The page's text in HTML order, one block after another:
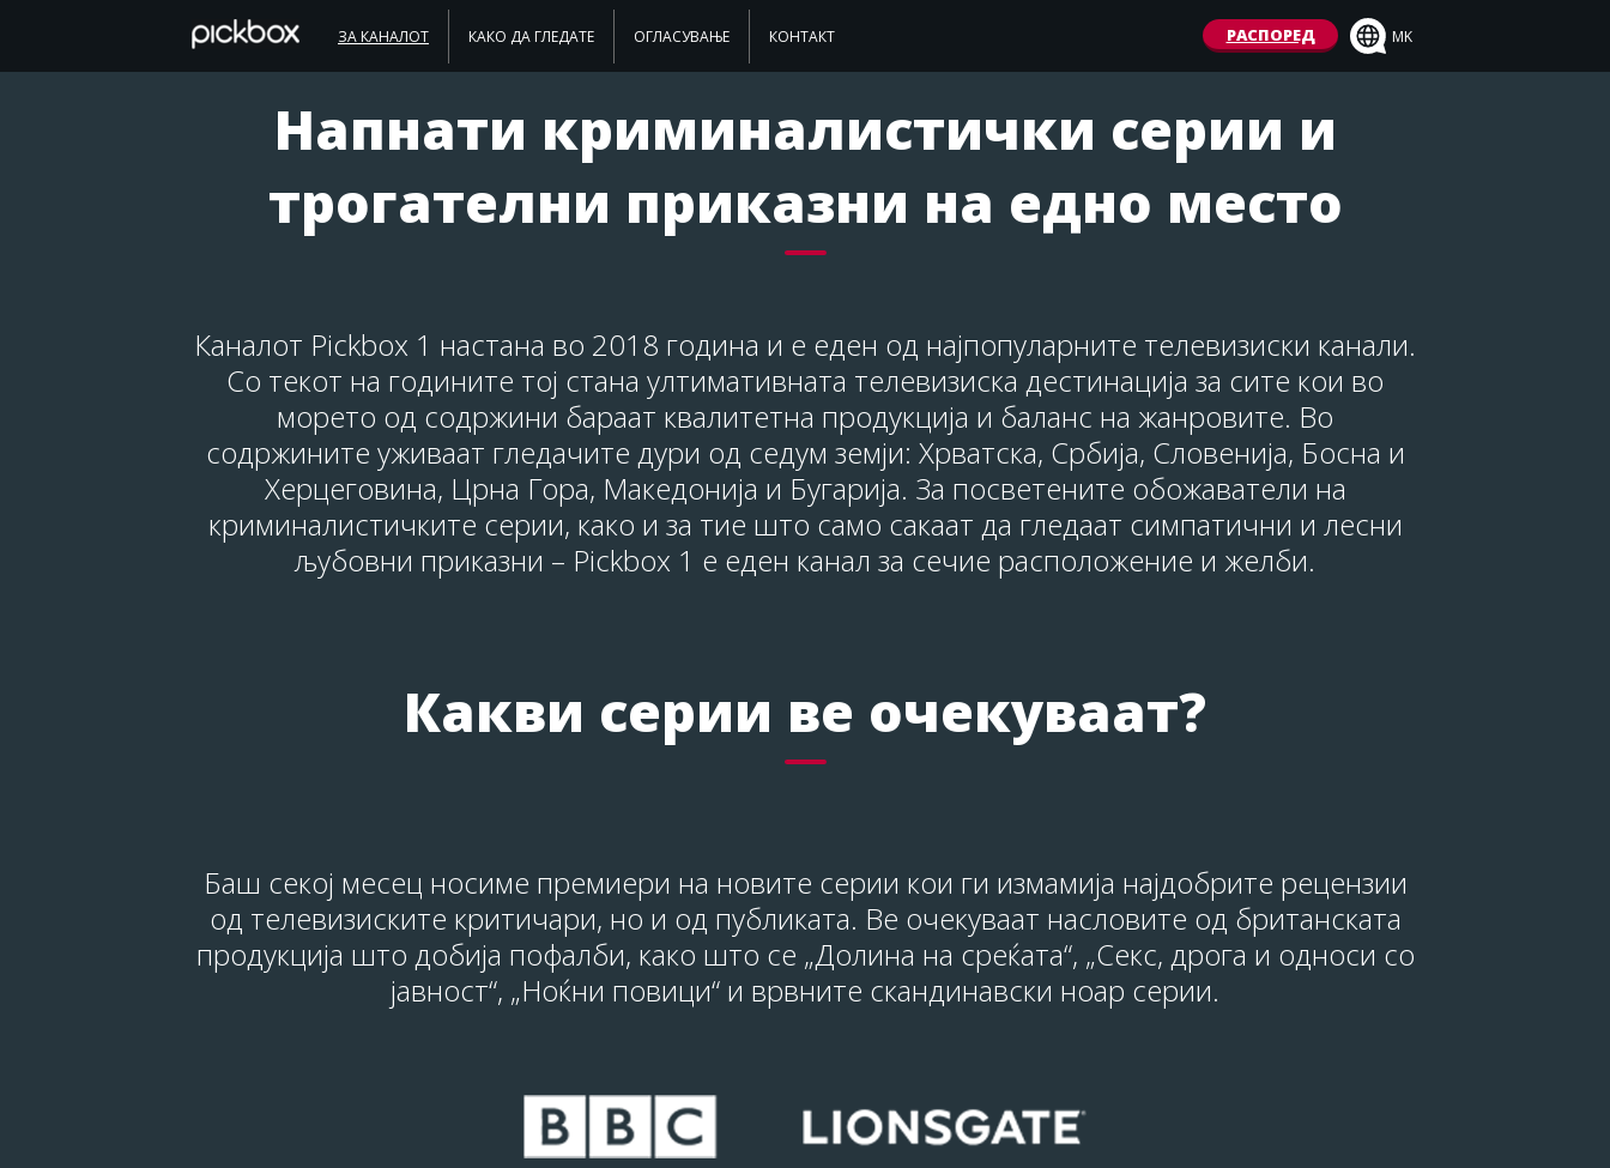
ЗА КАНАЛОТ КАКО ДА ГЛЕДАТЕ ОГЛАСУВАЊЕ КОНТАКТ РАСПОРЕД MK
Напнати криминалистички серии и
трогателни приказни на едно место
Каналот Pickbox 1 настана во 2018 година и е еден од најпопуларните телевизиски канали.
Со текот на годините тој стана ултимативната телевизиска дестинација за сите кои во
морето од содржини бараат квалитетна продукција и баланс на жанровите. Во
содржините уживаат гледачите дури од седум земји: Хрватска, Србија, Словенија, Босна и
Херцеговина, Црна Гора, Македонија и Бугарија. За посветените обожаватели на
криминалистичките серии, како и за тие што само сакаат да гледаат симпатични и лесни
љубовни приказни – Pickbox 1 е еден канал за сечие расположение и желби.
Какви серии ве очекуваат?
Баш секој месец носиме премиери на новите серии кои ги измамија најдобрите рецензии
од телевизиските критичари, но и од публиката. Ве очекуваат насловите од британската
продукција што добија пофалби, како што се „Долина на среќата“, „Секс, дрога и односи со
јавност“, „Ноќни повици“ и врвните скандинавски ноар серии.